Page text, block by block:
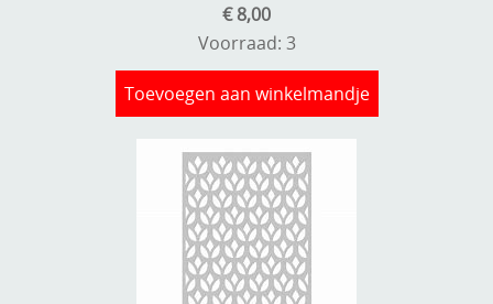
€ 8,00
Voorraad: 3
Toevoegen aan winkelmandje